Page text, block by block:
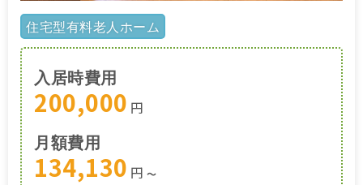
住宅型有料老人ホーム
入居時費用
200,000 円
月額費用
134,130 円 〜